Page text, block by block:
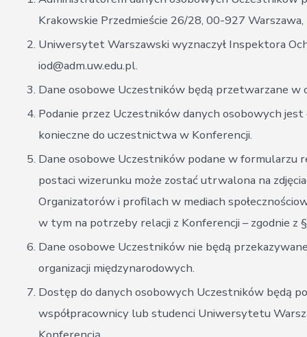
Krakowskie Przedmieście 26/28, 00-927
Uniwersytet Warszawski wyznaczył Inspektora
iod@adm.uw.edu.pl.
Dane osobowe Uczestników będą przetwarzane w
Podanie przez Uczestników danych osobowych
konieczne do uczestnictwa w Konferencji.
Dane osobowe Uczestników podane w formularzu
postaci wizerunku może zostać utrwalona na
Organizatorów i profilach w mediach
w tym na potrzeby relacji z Konferencji – zgodnie z
Dane osobowe Uczestników nie będą
organizacji międzynarodowych.
Dostęp do danych osobowych Uczestników będą
współpracownicy lub studenci Uniwersytetu